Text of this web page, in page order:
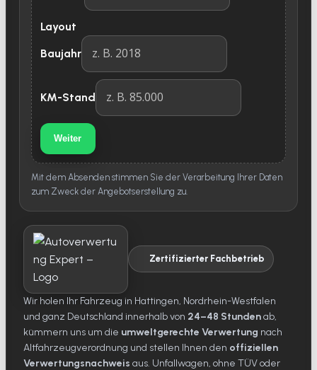
Layout
Baujahr
KM-Stand
Weiter
Mit dem Absenden stimmen Sie der Verarbeitung Ihrer Daten
zum Zweck der Angebotserstellung zu.
Zertifizierter Fachbetrieb
Wir holen Ihr Fahrzeug in Hattingen, Nordrhein-Westfalen
und ganz Deutschland innerhalb von 24–48 Stundenab,
kümmern uns um die umweltgerechte Verwertung nach
Altfahrzeugverordnung und stellen Ihnen den offiziellen
Verwertungsnachweis aus. Unfallwagen, ohne TÜV oder